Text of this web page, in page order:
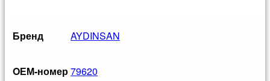
Бренд AYDINSAN
OЕМ-номер79620